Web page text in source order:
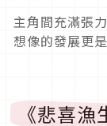
主角間充滿張
想像的發展更
《悲喜漁